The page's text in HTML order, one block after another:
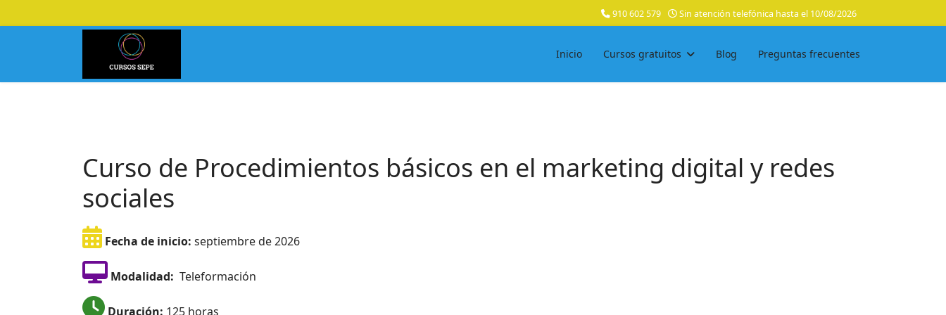
910 602 579 Sin atención telefónica hasta el 10/08/2026
Inicio Cursos gratuitos Blog Preguntas frecuentes
Curso de Procedimientos básicos en el marketing digital y redes
sociales
Fecha de inicio: septiembre de 2026
Modalidad: Teleformación
Duración: 125 horas